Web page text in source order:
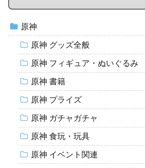
原神
原神 グッズ全般
原神 フィギュア・ぬいぐるみ
原神 書籍
原神 プライズ
原神 ガチャガチャ
原神 食玩・玩具
原神 イベント関連